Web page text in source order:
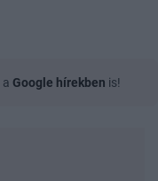
a Google hírekben is!